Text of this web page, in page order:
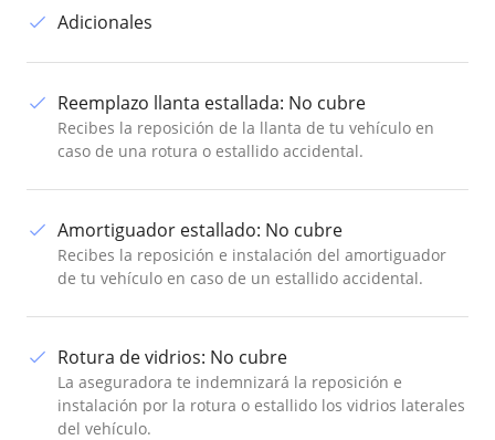
Adicionales
Reemplazo llanta estallada: No cubre
Recibes la reposición de la llanta de tu vehículo en
caso de una rotura o estallido accidental.
Amortiguador estallado: No cubre
Recibes la reposición e instalación del amortiguador
de tu vehículo en caso de un estallido accidental.
Rotura de vidrios: No cubre
La aseguradora te indemnizará la reposición e
instalación por la rotura o estallido los vidrios laterales
del vehículo.